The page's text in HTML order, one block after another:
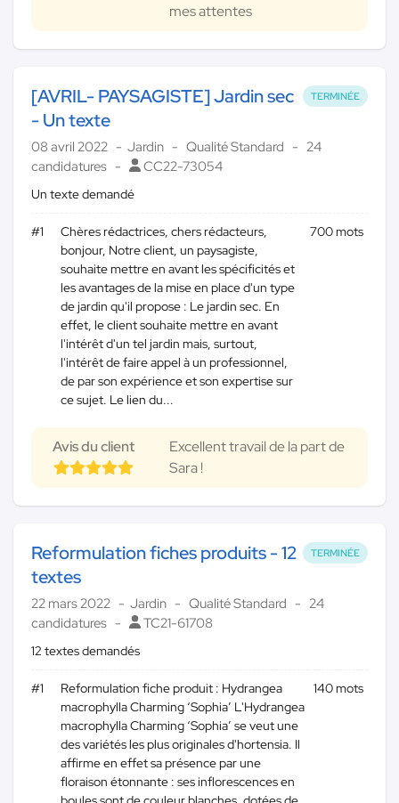
mes attentes
TERMINÉE
[AVRIL- PAYSAGISTE] Jardin sec
- Un texte
08 avril 2022 Jardin Qualité Standard
24
candidatures
CC22-73054
Un texte demandé
#1
Chères rédactrices, chers rédacteurs,
bonjour, Notre client, un paysagiste,
souhaite mettre en avant les spécificités et
les avantages de la mise en place d'un type
de jardin qu'il propose : Le jardin sec. En
effet, le client souhaite mettre en avant
l'intérêt d'un tel jardin mais, surtout,
l'intérêt de faire appel à un professionnel,
de par son expérience et son expertise sur
ce sujet. Le lien du...
700 mots
Avis du client
Excellent travail de la part de
Sara !
TERMINÉE
Reformulation fiches produits - 12
textes
22 mars 2022 Jardin Qualité Standard
24
candidatures
TC21-61708
12 textes demandés
#1
Reformulation fiche produit : Hydrangea
macrophylla Charming ‘Sophia’ L'Hydrangea
macrophylla Charming ‘Sophia’ se veut une
des variétés les plus originales d'hortensia. Il
affirme en effet sa présence par une
floraison étonnante : ses inflorescences en
140 mots